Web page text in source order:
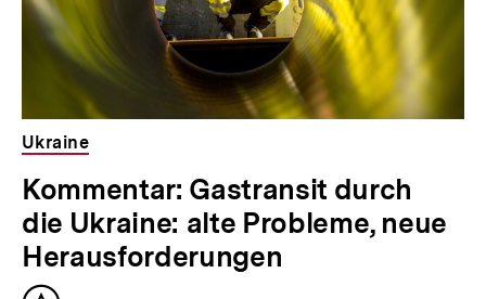
Ukraine
Kommentar: Gastransit durch
die Ukraine: alte Probleme, neue
Herausforderungen